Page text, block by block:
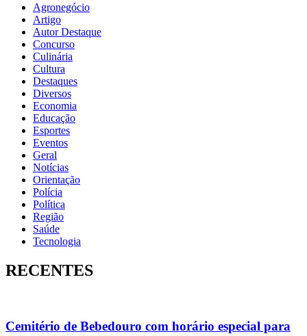
Agronegócio
Artigo
Autor Destaque
Concurso
Culinária
Cultura
Destaques
Diversos
Economia
Educação
Esportes
Eventos
Geral
Notícias
Orientação
Polícia
Política
Região
Saúde
Tecnologia
RECENTES
Cemitério de Bebedouro com horário especial para